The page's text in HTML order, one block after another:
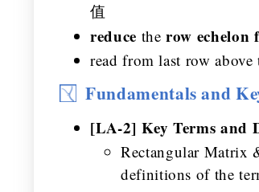
值
reduce therow echelon
read from last row
Fundamentals and
[LA-2] Key Terms and
Rectangular Matrix
definitions of the